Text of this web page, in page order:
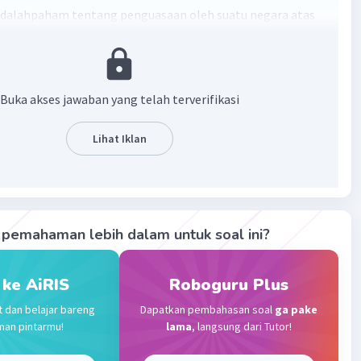
tentang penguasaan oleh suatu negara atas
· 0.0(0) Balas
Iklan
dengan maksud untuk memperluas negara itu
0.0(0)
Community Level 89
Buka akses jawaban yang telah terverifikasi
Lihat Iklan
lebih dalam untuk soal ini?
AiRIS
dan belajar bareng
pintarmu!
Roboguru Plus
Dapatkan pembahasan soal ga pake
lama, langsung dari Tutor!